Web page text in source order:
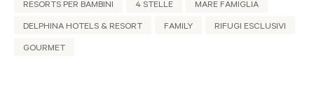
RESORTS PER BAMBINI 4 STELLE MARE FAMIGLIA
DELPHINA HOTELS & RESORT FAMILY RIFUGI ESCLUSIVI
GOURMET